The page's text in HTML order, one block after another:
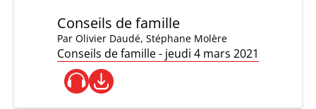
Conseils de famille
Par Olivier Daudé, Stéphane Molère
Conseils de famille - jeudi 4 mars 2021